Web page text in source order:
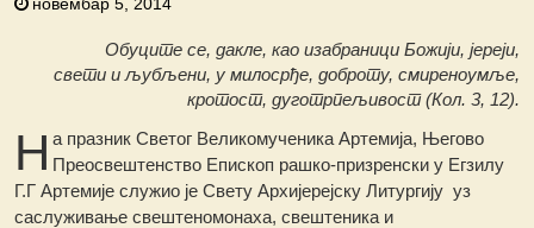
Обуците се, дакле, као изабраници Божији, јереји,
свети и љубљени, у милосрђе, доброту, смиреноумље,
кротост, дуготрпељивост (Кол. 3, 12).
Н а празник Светог Великомученика Артемија, Његово
Преосвештенство Епископ рашко-призренски у Егзилу
Г.Г Артемије служио је Свету Архијерејску Литургију уз
саслуживање свештеномонаха, свештеника и